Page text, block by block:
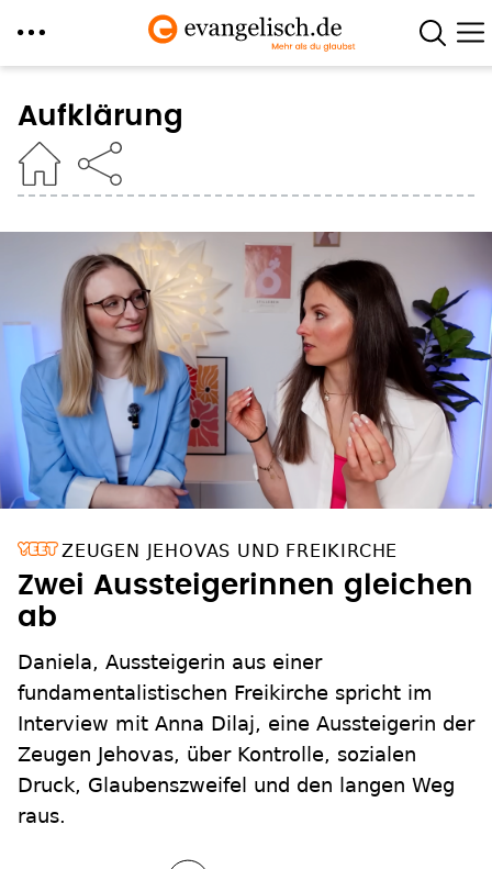
zum
Inhalt
Aufklärung
ZEUGEN JEHOVAS UND FREIKIRCHE
Zwei Aussteigerinnen gleichen
ab
Daniela, Aussteigerin aus einer
fundamentalistischen Freikirche spricht im
Interview mit Anna Dilaj, eine Aussteigerin der
Zeugen Jehovas, über Kontrolle, sozialen
Druck, Glaubenszweifel und den langen Weg
raus.